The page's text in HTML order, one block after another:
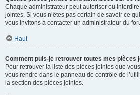
Chaque administrateur peut autoriser ou
jointes. Si vous n’êtes pas certain de savoir ce
vous invitons à contacter un administrateur du
Haut
Comment puis-je retrouver toutes mes pièces
Pour retrouver la liste des pièces jointes que
vous rendre dans le panneau de contrôle de
la section des pièces jointes.